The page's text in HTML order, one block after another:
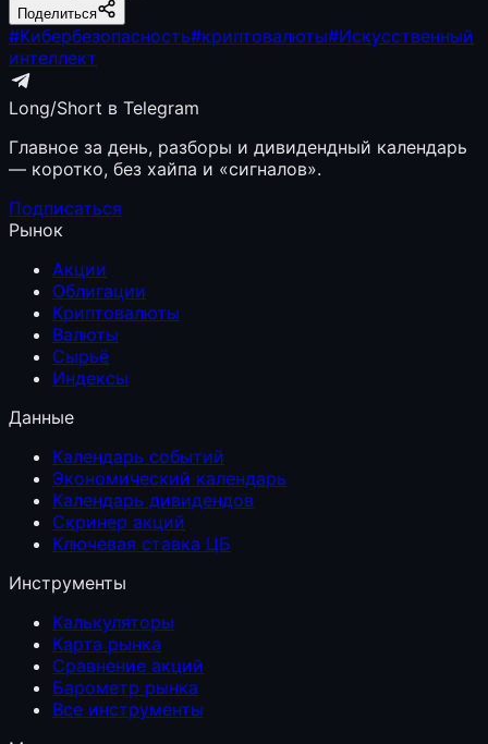
Поделиться
#Кибербезопасность#криптовалюты#Искусственный
интеллект
Long/Short в Telegram
Главное за день, разборы и дивидендный календарь
— коротко, без хайпа и «сигналов».
Подписаться
Рынок
Акции
Облигации
Криптовалюты
Валюты
Сырьё
Индексы
Данные
Календарь событий
Экономический календарь
Календарь дивидендов
Скринер акций
Ключевая ставка ЦБ
Инструменты
Калькуляторы
Карта рынка
Сравнение акций
Барометр рынка
Все инструменты